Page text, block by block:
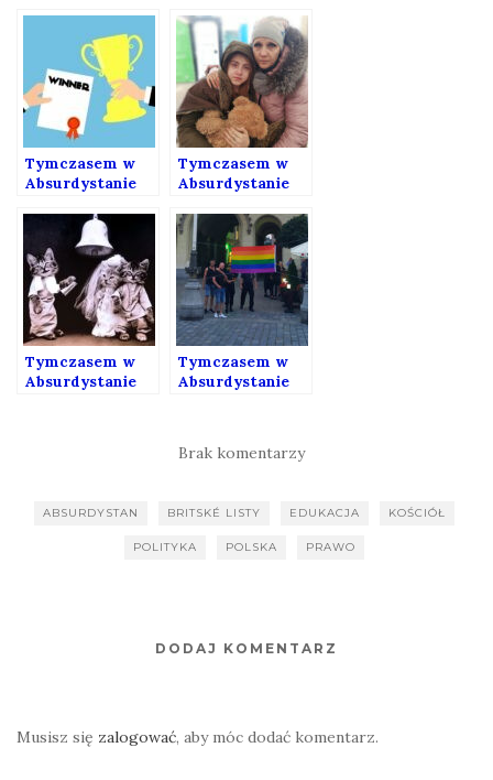
Tymczasem w
Absurdystanie
Tymczasem w
Absurdystanie
Tymczasem w
Absurdystanie
Tymczasem w
Absurdystanie
Brak komentarzy
ABSURDYSTAN BRITSKÉ LISTY EDUKACJA KOŚCIÓŁ
POLITYKA POLSKA PRAWO
DODAJ KOMENTARZ
Musisz się zalogować, aby móc dodać komentarz.